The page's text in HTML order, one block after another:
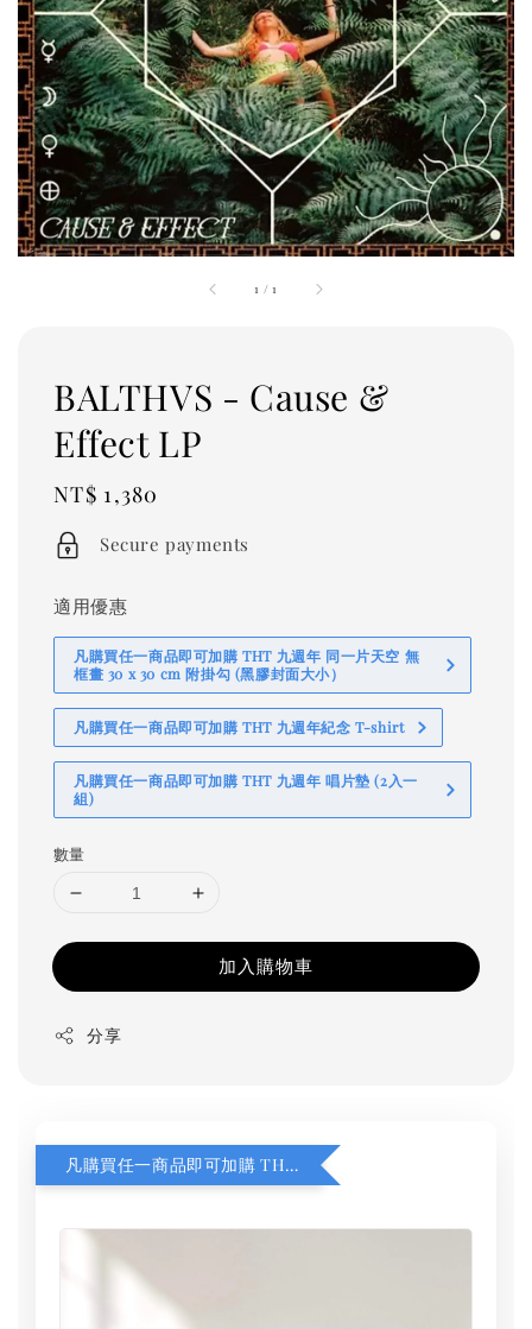
1 /1
BALTHVS - Cause &
Effect LP
Regular
price
NT$ 1,380
Secure payments
適用優惠
凡購買任一商品即可加購 THT 九週年 同一片天空 無
框畫 30 x 30 cm 附掛勾 (黑膠封面大小）
凡購買任一商品即可加購 THT 九週年紀念 T-shirt
凡購買任一商品即可加購 THT 九週年 唱片墊 (2入一
組)
數量
加入購物車
分享
凡購買任一商品即可加購 THT 九週年 同一片天空 無框畫 30 x 30 cm 附掛勾 (黑膠封面大小）